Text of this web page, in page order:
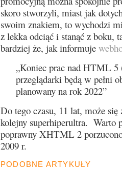
skoro stworzyli, miast jak
swoim znakiem, to wychodzi
z lekka odciąć i stanąć z boku,
bardziej że, jak informuje
„Koniec prac nad HTML
przeglądarki będą w pełni
planowany na rok 2022”
Do tego czasu, 11 lat, może
kolejny superhiperultra. Warto
poprawny XHTML 2
2009 r.
PODOBNE ARTYKUŁY